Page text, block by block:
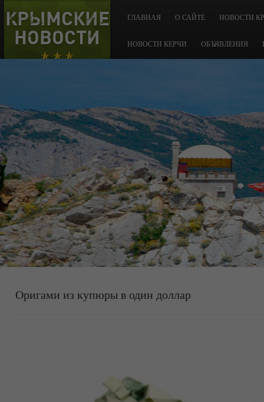
КРЫМСКИЕ
НОВОСТИ
ГЛАВНАЯ О САЙТЕ НОВОСТИ
НОВОСТИ КЕРЧИ ОБЪЯВЛЕНИЯ
Оригами из купюры в один доллар